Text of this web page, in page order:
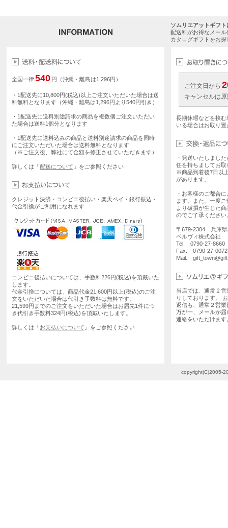
ソムリエアットギフ
配送料がお得なメー
カタログギフトをお
全国一律540 円（沖縄・離島は1,296円）
・1配送先に10,800円(税込)以上ご注文いただいた場合は送
料無料となります（沖縄・離島は1,296円より540円引き）
・1配送先に送料別途請求の商品を複数個ご注文いただい
た場合は送料1個分となります
・1配送先に送料込みの商品と送料別途請求の商品を同時
にご注文いただいた場合は送料無料となります
（※ご注文後、弊社にて金額を修正させていただきます）
詳しくは「配送について 」をご参照ください
クレジット決済・コンビニ後払い・楽天ペイ・銀行振込・
代金引換がご利用になれます
コンビニ後払いについては、手数料226円(税込)を頂戴いた
します。
代金引換については、商品代金21,600円以上(税込)のご注
文をいただいた場合は代引き手数料は無料です。
21,599円までのご注文をいただいた場合はお届先1件につ
き代引き手数料324円(税込)を頂戴いたします。
詳しくは「お支払いについて 」をご参照ください
ご注文日から
キャンセルは
長期休暇などを挟
いる場合はお取り
・発送いたしまし
任を持ちましてお
※商品到着後7日以
があります。
・お客様のご都合
ます。また、一度
より破損が生じた
のでご了承ください
〒679-2304 兵庫県
ベルヴィ株式会社
Tel. 0790-27-
Fax. 0790-27-0072
Mail.
当店では、通常２
りしております。
返信も、通常２営
万が一、メールが
連絡をいただけま
copyright(C)2005-